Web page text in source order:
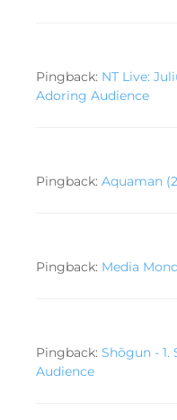
Pingback: NT Live:
Adoring Audience
Pingback: Aquaman
Pingback: Media
Pingback: Shōgun - 1.
Audience